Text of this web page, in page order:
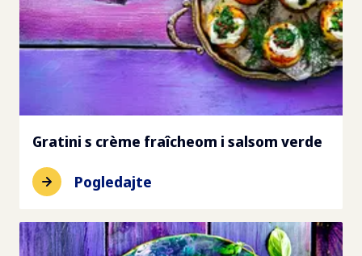
Gratini s crème fraîcheom i salsom verde
Pogledajte